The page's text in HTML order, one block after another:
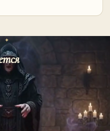
✦